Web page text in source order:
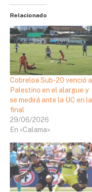
Relacionado
Cobreloa Sub-20 venció a
Palestino en el alargue y
se medirá ante la UC en la
final
29/06/2026
En «Calama»